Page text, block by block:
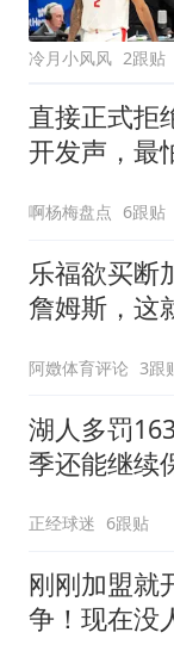
冷月小风风 2跟贴
直接正式拒
开发声，最
啊杨梅盘点 6跟贴
乐福欲买断
詹姆斯，这
阿嬍体育评论 3跟
湖人多罚
季还能继续
正经球迷 6跟贴
刚刚加盟就
争！现在没